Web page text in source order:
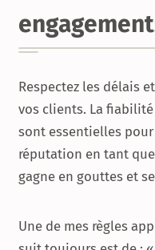
Respectez les délais
vos clients. La
sont essentielles
réputation en tant
gagne en gouttes et
Une de mes règles